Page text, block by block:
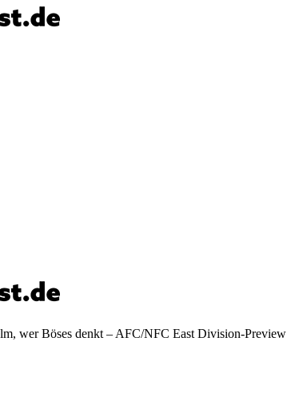
wer Böses denkt – AFC/NFC East Division-Preview